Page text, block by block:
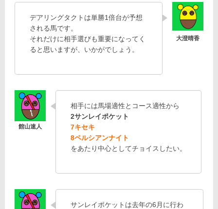
デアリングタクトは単勝1倍台が予想
される馬です。
それだけに相手選びも重要になってく
ると思いますが、いかがでしょう。
相手には馬場適性とコース適性から
2サンレイポケット
7キセキ
8ペルシアンナイト
をあたり中心としてチョイスしたい。
サンレイポケットは去年の6月に行わ